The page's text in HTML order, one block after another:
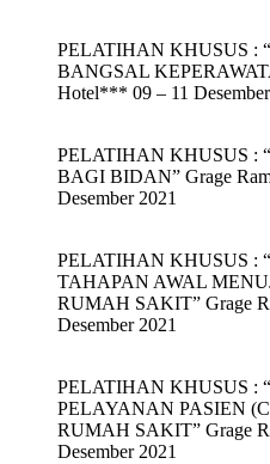
PELATIHAN KHUSUS :
BANGSAL
Hotel*** 09 – 11 Desember
PELATIHAN KHUSUS :
BAGI BIDAN” Grage
Desember 2021
PELATIHAN KHUSUS :
TAHAPAN AWAL
RUMAH SAKIT” Grage
Desember 2021
PELATIHAN KHUSUS :
PELAYANAN PASIEN
RUMAH SAKIT” Grage
Desember 2021